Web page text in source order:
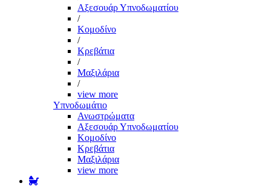
Αξεσουάρ Υπνοδωματίου
/
Κομοδίνο
/
Κρεβάτια
/
Μαξιλάρια
/
view more
Υπνοδωμάτιο
Ανωστρώματα
Αξεσουάρ Υπνοδωματίου
Κομοδίνο
Κρεβάτια
Μαξιλάρια
view more